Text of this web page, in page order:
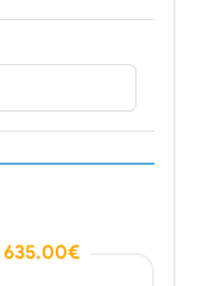
635.00€